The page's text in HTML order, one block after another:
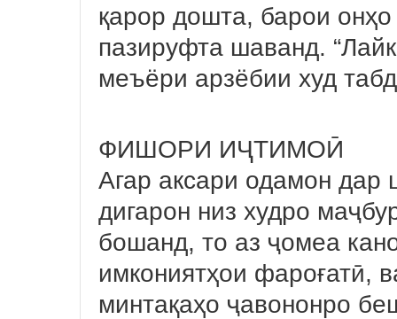
қарор дошта, барои
пазируфта шаванд.
меъёри арзёбии худ
ФИШОРИ ИҶТИМОӢ
Агар аксари одамон
дигарон низ худро
бошанд, то аз ҷомеа
имкониятҳои фароғатӣ,
минтақаҳо ҷавононро